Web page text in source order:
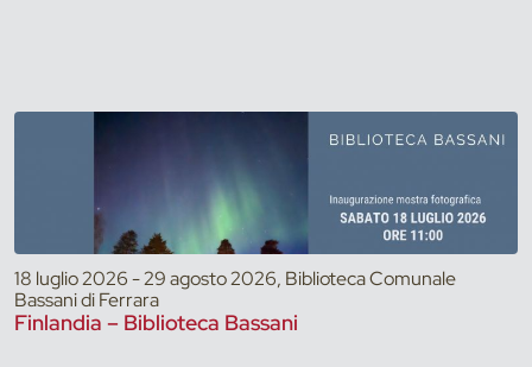
18 luglio 2026 - 29 agosto 2026, Biblioteca Comunale
Bassani di Ferrara
Finlandia – Biblioteca Bassani